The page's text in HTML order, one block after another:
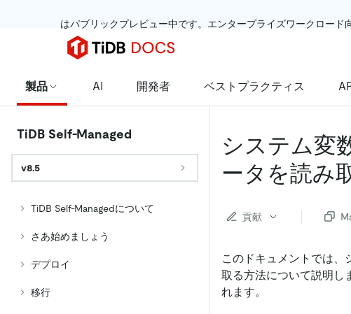
はパブリックプレビュー中です。エンタープライズワークロー
製品 AI 開発者 ベストプラクティス
TiDB Self-Managed
v8.5
TiDB Self-Managedについて
さあ始めましょう
デプロイ
移行
システム変
ータを読み
貢献
このドキュメントでは、
取る方法について説明し
れます。